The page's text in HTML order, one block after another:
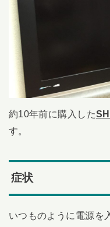
約10年前に購入した
す。
症状
いつものように電源を